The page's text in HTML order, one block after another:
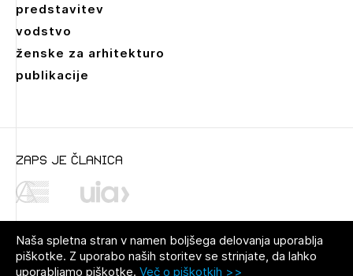
predstavitev
vodstvo
ženske za arhitekturo
publikacije
zaps je članica
Naša spletna stran v namen boljšega delovanja uporablja
piškotke. Z uporabo naših storitev se strinjate, da lahko
uporabljamo piškotke. Več o piškotkih >>